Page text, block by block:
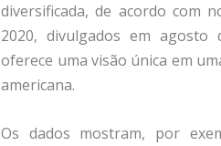
diversificada, de acordo com
2020, divulgados em agosto
oferece uma visão única em
americana.
Os dados mostram, por